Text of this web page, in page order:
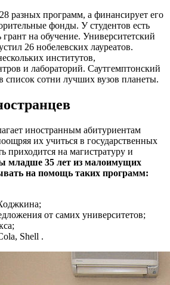
разных программ, а финансирует его
фонды. У студентов есть
на обучение. Университетский
26 нобелевских лауреатов.
институтов,
и лабораторий. Саутгемптонский
список сотни лучших вузов планеты.
иностранным абитуриентам
их учиться в государственных
приходится на магистратуру и
младше 35 лет из малоимущих
на помощь таких программ:
от самих университетов;
Shell .